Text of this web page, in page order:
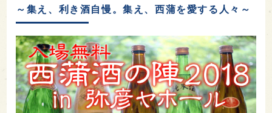
～集え、利き酒自慢。集え、西蒲を愛する人々～